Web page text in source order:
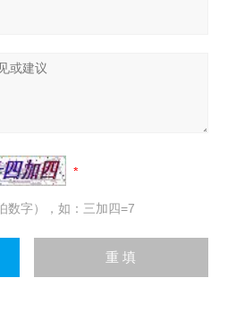
数字），如：三加四=7